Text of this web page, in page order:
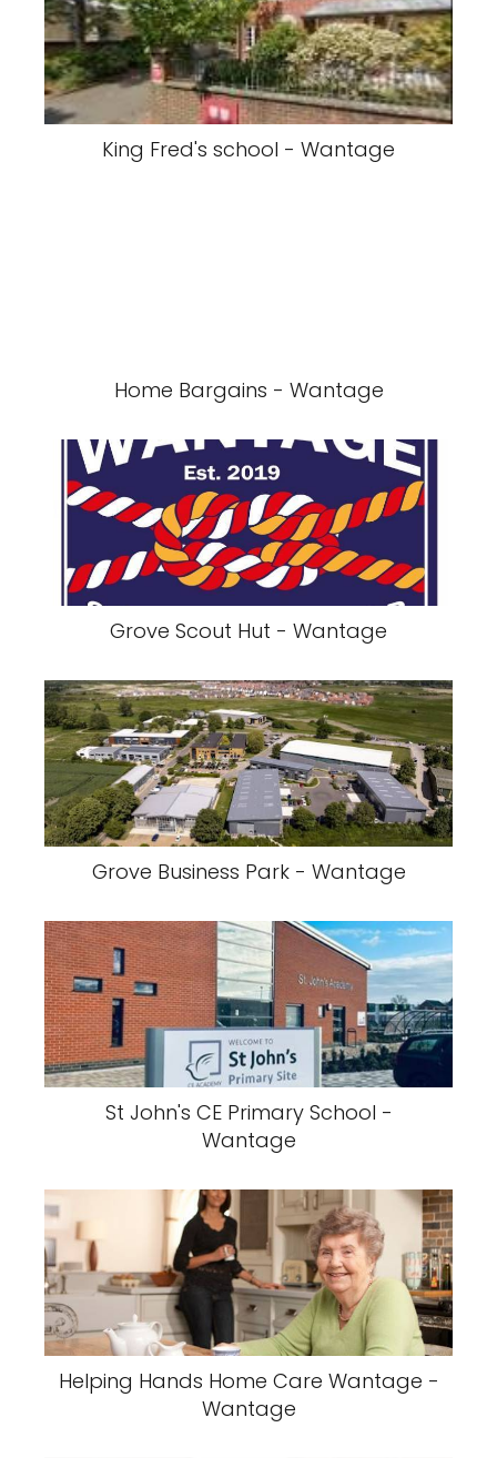
King Fred's school - Wantage
Home Bargains - Wantage
Grove Scout Hut - Wantage
Grove Business Park - Wantage
St John's CE Primary School -
Wantage
Helping Hands Home Care Wantage -
Wantage